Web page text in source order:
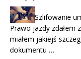
Szlifowanie
Prawo jazdy zdałem
miałem jakiejś
dokumentu …